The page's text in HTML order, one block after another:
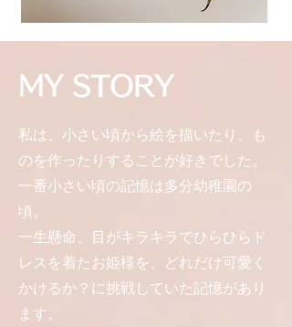
MY STORY​
私は、小さい頃から絵を描いたり、も
のを作ったりすることが好きでした。
一番小さい頃の記憶は多分幼稚園の
頃。
一生懸命、目がキラキラでひらひらド
レスを着たお姫様を、どれだけ可愛く
かけるか？に挑戦していた記憶があり
ます。